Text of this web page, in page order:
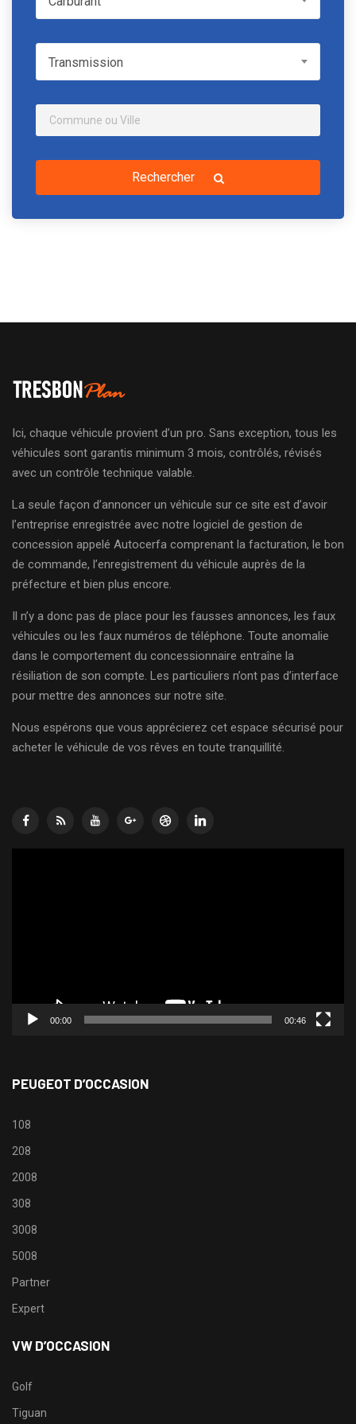
TransmissionTransmission
Rechercher
Ici, chaque véhicule provient d’un pro. Sans exception, tous les
véhicules sont garantis minimum 3 mois, contrôlés, révisés
avec un contrôle technique valable.
La seule façon d’annoncer un véhicule sur ce site est d’avoir
l’entreprise enregistrée avec notre logiciel de gestion de
concession appelé Autocerfa comprenant la facturation, le bon
de commande, l’enregistrement du véhicule auprès de la
préfecture et bien plus encore.
Il n’y a donc pas de place pour les fausses annonces, les faux
véhicules ou les faux numéros de téléphone. Toute anomalie
dans le comportement du concessionnaire entraîne la
résiliation de son compte. Les particuliers n’ont pas d’interface
pour mettre des annonces sur notre site.
Nous espérons que vous apprécierez cet espace sécurisé pour
acheter le véhicule de vos rêves en toute tranquillité.
00:00 00:46
PEUGEOT D’OCCASION
108
208
2008
308
3008
5008
Partner
Expert
VW D’OCCASION
Golf
Tiguan